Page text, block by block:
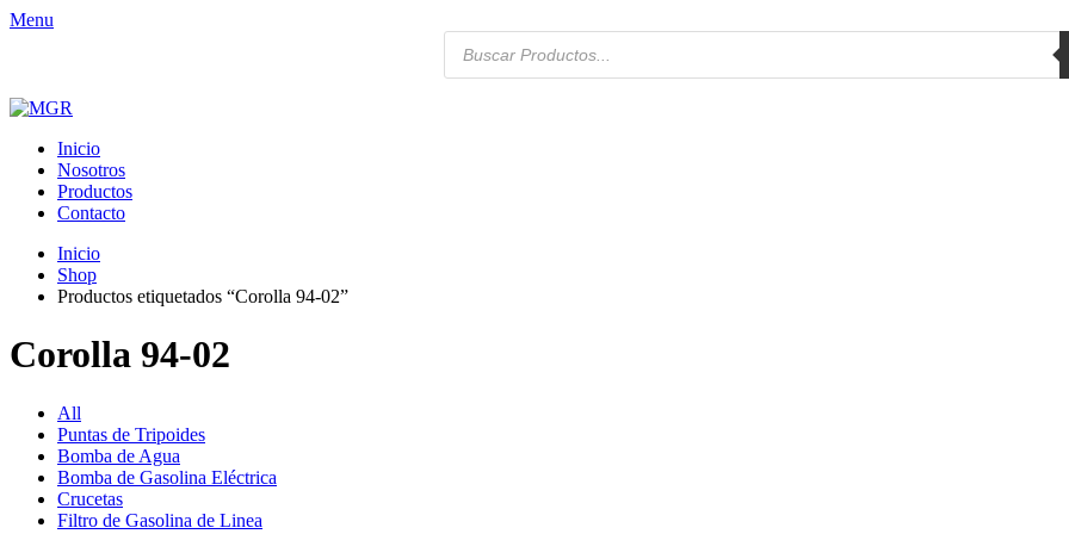
Menu
Búsqueda
productos
Inicio
Nosotros
Productos
Contacto
Inicio
Shop
Productos etiquetados “Corolla 94-02”
Corolla 94-02
All
Puntas de Tripoides
Bomba de Agua
Bomba de Gasolina Eléctrica
Crucetas
Filtro de Gasolina de Linea